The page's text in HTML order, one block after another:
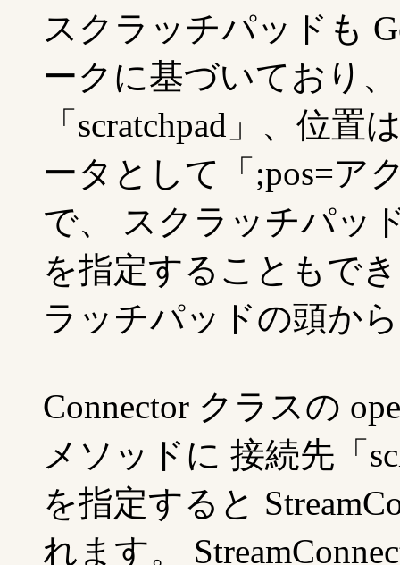
スクラッチパッドも
ークに基づいており
「scratchpad」、位
ータとして「;pos=ア
で、 スクラッチパッ
を指定することもで
ラッチパッドの頭か
Connector クラスの
メソッドに 接続先「
を指定すると
れます。